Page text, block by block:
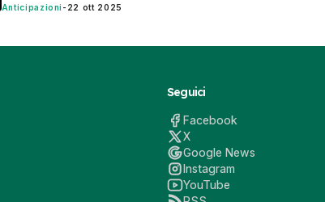
Anticipazioni - 22 ott 2025
Seguici
Facebook
X
Google News
Instagram
YouTube